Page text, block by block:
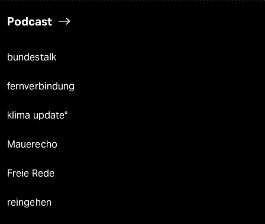
Podcast
bundestalk
fernverbindung
klima update°
Mauerecho
Freie Rede
reingehen